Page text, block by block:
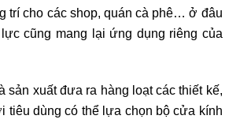
trí cho các shop, quán cà phê… ở đâu
cũng mang lại ứng dụng riêng của
sản xuất đưa ra hàng loạt các thiết kế,
tiêu dùng có thể lựa chọn bộ cửa kính